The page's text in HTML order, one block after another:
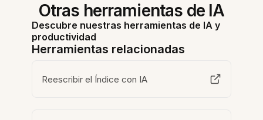
Otras herramientas de IA
Descubre nuestras herramientas de IA y
productividad
Herramientas relacionadas
Reescribir el Índice con IA